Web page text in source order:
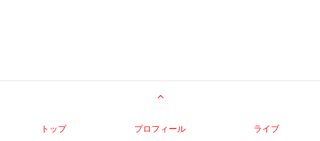
トップ プロフィール ライブ